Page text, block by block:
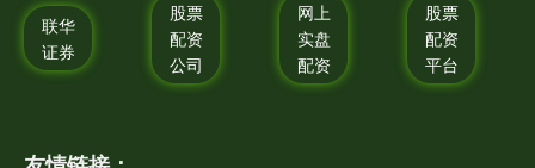
联华
证券
股票
配资
公司
网上
实盘
配资
股票
配资
平台